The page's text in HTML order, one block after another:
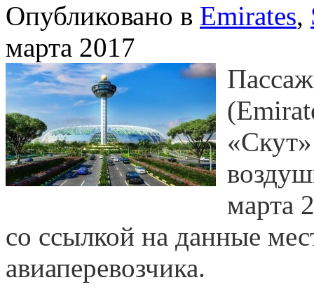
Опубликовано в Emirates,
марта 2017
марта
со ссылкой на данные
авиаперевозчика.